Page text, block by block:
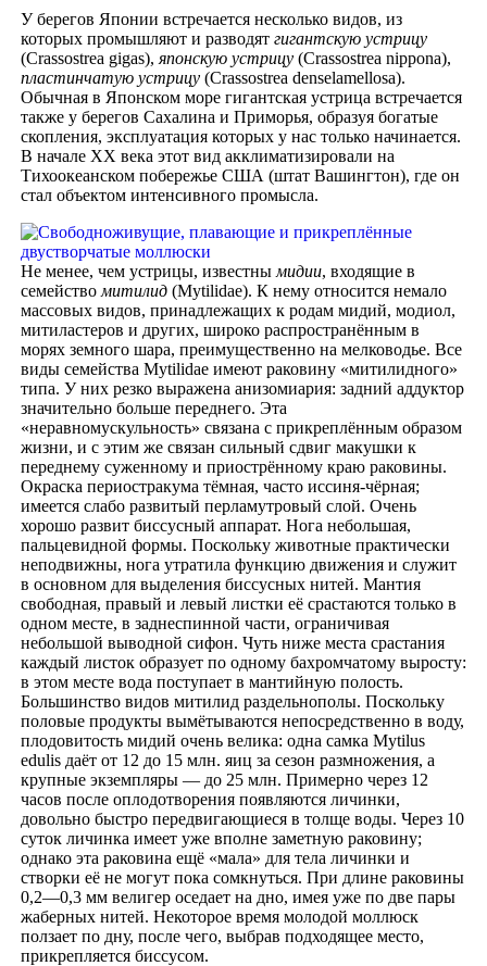
У берегов Японии встречается несколько видов, из
которых промышляют и разводят гигантскую устрицу
(Crassostrea gigas), японскую устрицу (Crassostrea nippona),
пластинчатую устрицу (Crassostrea denselamellosa).
Обычная в Японском море гигантская устрица встречается
также у берегов Сахалина и Приморья, образуя богатые
скопления, эксплуатация которых у нас только начинается.
В начале XX века этот вид акклиматизировали на
Тихоокеанском побережье США (штат Вашингтон), где он
стал объектом интенсивного промысла.
Не менее, чем устрицы, известны мидии, входящие в
семейство митилид (Mytilidae). К нему относится немало
массовых видов, принадлежащих к родам мидий, модиол,
митиластеров и других, широко распространённым в
морях земного шара, преимущественно на мелководье. Все
виды семейства Mytilidae имеют раковину «митилидного»
типа. У них резко выражена анизомиария: задний аддуктор
значительно больше переднего. Эта
«неравномускульность» связана с прикреплённым образом
жизни, и с этим же связан сильный сдвиг макушки к
переднему суженному и приострённому краю раковины.
Окраска периостракума тёмная, часто иссиня-чёрная;
имеется слабо развитый перламутровый слой. Очень
хорошо развит биссусный аппарат. Нога небольшая,
пальцевидной формы. Поскольку животные практически
неподвижны, нога утратила функцию движения и служит
в основном для выделения биссусных нитей. Мантия
свободная, правый и левый листки её срастаются только в
одном месте, в заднеспинной части, ограничивая
небольшой выводной сифон. Чуть ниже места срастания
каждый листок образует по одному бахромчатому выросту:
в этом месте вода поступает в мантийную полость.
Большинство видов митилид раздельнополы. Поскольку
половые продукты вымётываются непосредственно в воду,
плодовитость мидий очень велика: одна самка Mytilus
edulis даёт от 12 до 15 млн. яиц за сезон размножения, а
крупные экземпляры — до 25 млн. Примерно через 12
часов после оплодотворения появляются личинки,
довольно быстро передвигающиеся в толще воды. Через 10
суток личинка имеет уже вполне заметную раковину;
однако эта раковина ещё «мала» для тела личинки и
створки её не могут пока сомкнуться. При длине раковины
0,2—0,3 мм велигер оседает на дно, имея уже по две пары
жаберных нитей. Некоторое время молодой моллюск
ползает по дну, после чего, выбрав подходящее место,
прикрепляется биссусом.